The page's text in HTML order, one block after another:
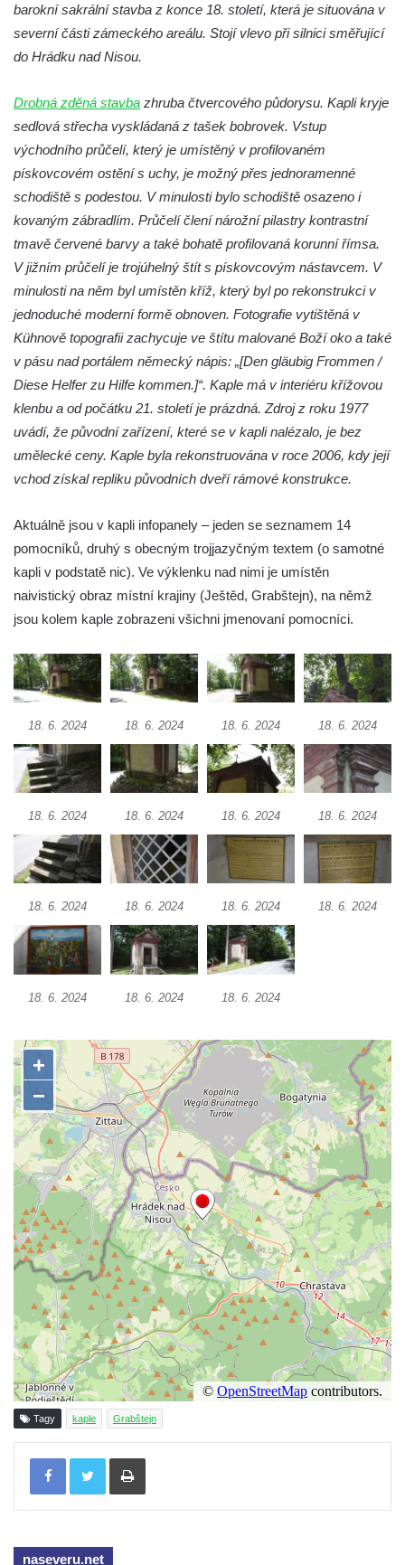
Bývalý kostel svatých Filipa a Jakuba na
náměstí J. V. Kamarýta ve Velešíně
Kaple na hřbitově ve Velešíně
Poutní areál Římov
Kostel svatého Ducha v poutním areálu
Římov
Křížová cesta Římov – XXV. kaple – Boží
hrob
Křížová cesta Římov – XXIV. kaple – Pieta
Křížová cesta Římov – XXIII. kaple –
Křížová cesta Římov – XXII. kaple – Šimon
Cyrénský pomáhá Ježíši nést kříž
Křížová cesta Římov – XXI. kaple –
Popravní brána
Křížová cesta Římov – XX. kaple – Svatá
Veronika potkává Ježíše a utírá mu do své
Křížová cesta Římov – XIX. kaple – Kristus
kříž nesoucí potkává Pannu Marii
Křížová cesta Římov – XVIII. kaple – Na
Ježíše vložen kříž
Pilát
Křížová cesta Římov – XVI. kaple – U
Pilát
Křížová cesta Římov – XIV. kaple – U
Kaifáše (U Děvečky)
Křížová cesta Římov – XIII. kaple – U
Annáše (U Kaifáše)
Křížová cesta Římov – XI. kaple – Ježíš
haněn a tupen
Křížová cesta Římov – X. kaple – U
Křížová cesta Římov – IX. kaple – U
chromého žida
Křížová cesta Římov – VIII. kaple – Kristus
svázán a ze zahrady vyhnán
Křížová cesta Římov – VII. kaple – Políbení
Jidášovo
Křížová cesta Římov – VI. kaple – Olivetská
hora (Getsemanská zahrada)
Křížová cesta Římov – V. kaple – Smutná
duše
Křížová cesta Římov – IV. kaple – Pustá ves
Křížová cesta Římov – III. kaple – Stádní
brána
Křížová cesta Římov – II. kaple – Poslední
večeře Páně
Ježíše s Pannou Marií
barokní sakrální stavba z konce 18. století, která je situována v
severní části zámeckého areálu. Stojí vlevo při silnici směřující
do Hrádku nad Nisou.
Drobná zděná stavba zhruba čtvercového půdorysu. Kapli kryje
sedlová střecha vyskládaná z tašek bobrovek. Vstup
východního průčelí, který je umístěný v profilovaném
pískovcovém ostění s uchy, je možný přes jednoramenné
schodiště s podestou. V minulosti bylo schodiště osazeno i
kovaným zábradlím. Průčelí člení nárožní pilastry kontrastní
tmavě červené barvy a také bohatě profilovaná korunní římsa.
V jižním průčelí je trojúhelný štít s pískovcovým nástavcem. V
minulosti na něm byl umístěn kříž, který byl po rekonstrukci v
jednoduché moderní formě obnoven. Fotografie vytištěná v
Kühnově topografii zachycuje ve štítu malované Boží oko a také
v pásu nad portálem německý nápis: „[Den gläubig Frommen /
Diese Helfer zu Hilfe kommen.]“. Kaple má v interiéru křížovou
klenbu a od počátku 21. století je prázdná. Zdroj z roku 1977
uvádí, že původní zařízení, které se v kapli nalézalo, je bez
umělecké ceny. Kaple byla rekonstruována v roce 2006, kdy její
vchod získal repliku původních dveří rámové konstrukce.
Aktuálně jsou v kapli infopanely – jeden se seznamem 14
pomocníků, druhý s obecným trojjazyčným textem (o samotné
kapli v podstatě nic). Ve výklenku nad nimi je umístěn
naivistický obraz místní krajiny (Ještěd, Grabštejn), na němž
jsou kolem kaple zobrazeni všichni jmenovaní pomocníci.
18. 6. 2024 18. 6. 2024 18. 6. 2024 18. 6. 2024
18. 6. 2024 18. 6. 2024 18. 6. 2024 18. 6. 2024
18. 6. 2024 18. 6. 2024 18. 6. 2024 18. 6. 2024
18. 6. 2024 18. 6. 2024 18. 6. 2024
Tagy kaple Grabštejn
Tisknout
naseveru.net